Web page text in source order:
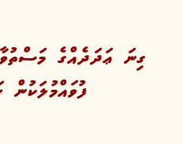
ގިނަ ޢަދަދެއްގެ
ފުވައްމުލަކުން